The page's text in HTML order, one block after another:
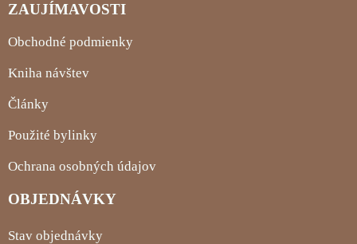
ZAUJÍMAVOSTI
Obchodné podmienky
Kniha návštev
Články
Použité bylinky
Ochrana osobných údajov
OBJEDNÁVKY
Stav objednávky